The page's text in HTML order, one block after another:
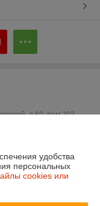
д.60, пом.202
удобства
персональных
cookies или